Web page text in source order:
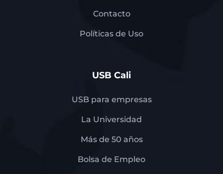
Contacto
Políticas de Uso
USB Cali
USB para empresas
La Universidad
Más de 50 años
Bolsa de Empleo